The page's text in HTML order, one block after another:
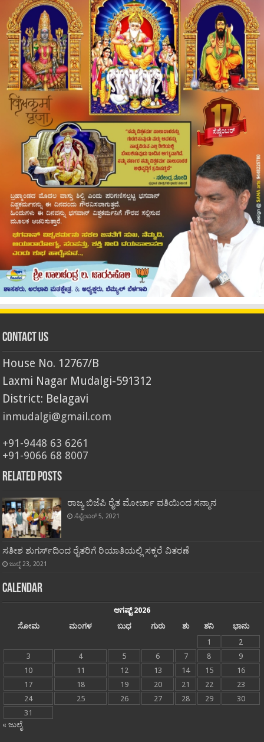
Contact Us
House No. 12767/B
Laxmi Nagar Mudalgi-591312
District: Belagavi
inmudalgi@gmail.com
+91-9448 63 6261
+91-9066 68 8007
Related Posts
ರಾಜ್ಯ ಬಿಜೆಪಿ ರೈತ ಮೋರ್ಚಾ ವತಿಯಿಂದ ಸನ್ಮಾನ
ಸೆಪ್ಟೆಂಬರ್ 5, 2021
ಸತೀಶ ಶುಗರ್ಸ್‍ದಿಂದ ರೈತರಿಗೆ ರಿಯಾತಿಯಲ್ಲಿ ಸಕ್ಕರೆ ವಿತರಣೆ
ಜುಲೈ 23, 2021
Calendar
ಆಗಷ್ಟ್ 2026
ಸೋಮ
ಮಂಗಳ ಬುಧ ಗುರು ಶು ಶನಿ
ಭಾನು
1
2
3
4 5 6 7 8
9
10
11 12 13 14 15
16
17
18 19 20 21 22
23
24
25 26 27 28 29
30
31
« ಜುಲೈ